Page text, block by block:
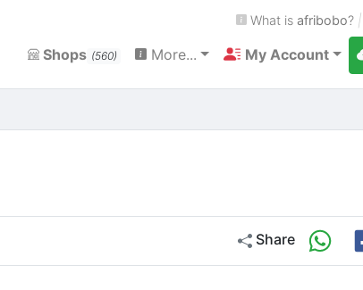
What is afribobo? |
Shops (560) More... My Account
Share